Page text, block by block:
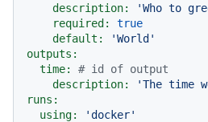
description:
'Who to
required:
true
default:
'World'
outputs:
time:
# id of output
description:
'The time
runs:
using:
'docker'